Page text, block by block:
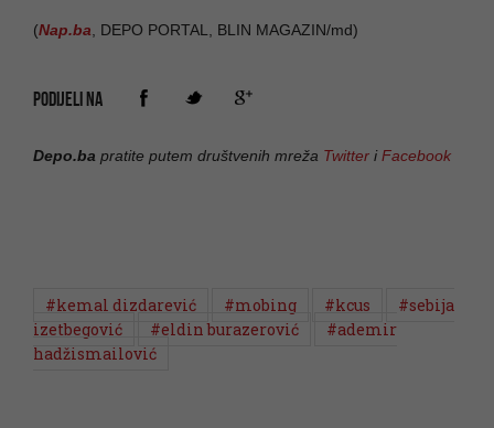
(Nap.ba , DEPO PORTAL, BLIN MAGAZIN/md)
PODIJELI NA
Depo.ba pratite putem društvenih mreža Twitter iFacebook
#kemal dizdarević #mobing #kcus
#sebija
izetbegović
#eldin burazerović
#ademir
hadžismailović